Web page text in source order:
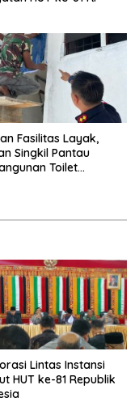
Fasilitas Layak,
Singkil Pantau
Toilet
Lintas Instansi
HUT ke-81 Republik